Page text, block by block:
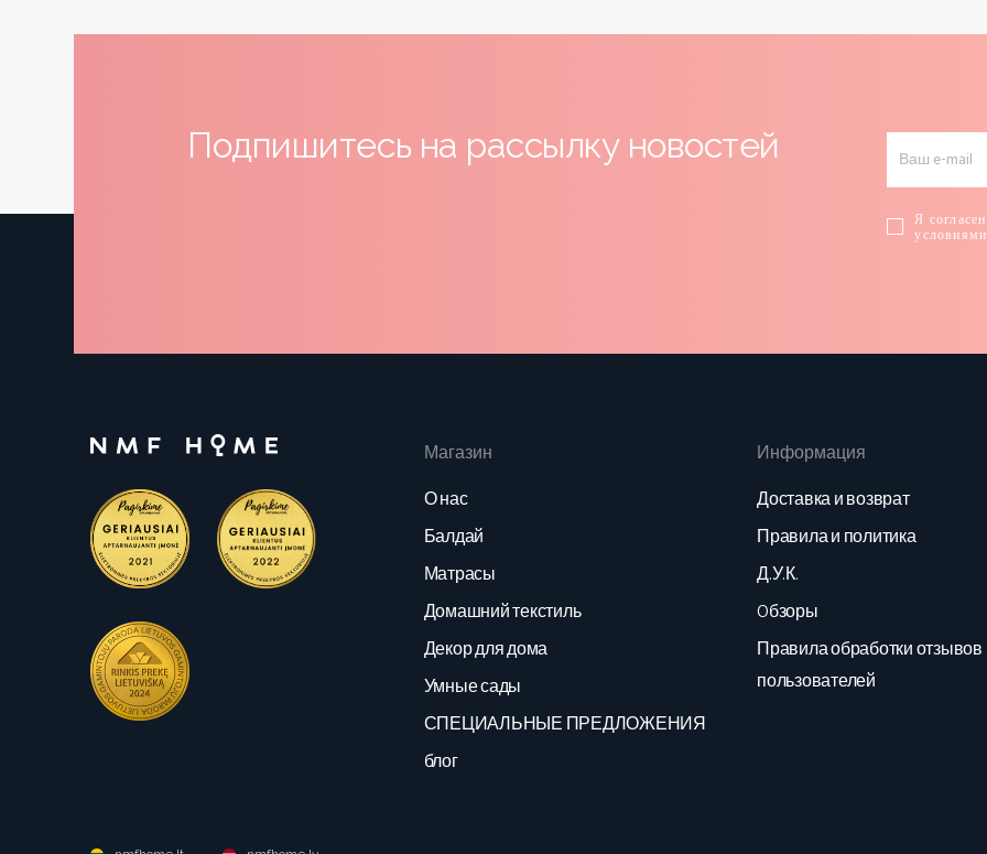
Подпишитесь на рассылку новостей
Я
условиями
Магазин
О нас
Балдай
Матрасы
Домашний текстиль
Декор для дома
Умные сады
СПЕЦИАЛЬНЫЕ ПРЕДЛОЖЕНИЯ
блог
Информация
Доставка и возврат
Правила и политика
Д.У.К.
Oбзоры
Правила обработки отзывов
пользователей